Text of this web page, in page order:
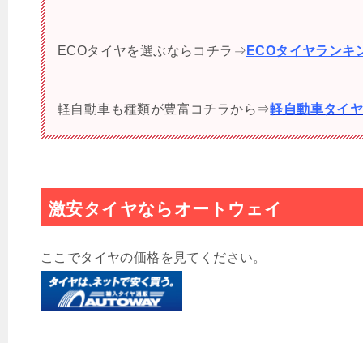
ECOタイヤを選ぶならコチラ⇒ ECOタイヤランキ
軽自動車も種類が豊富コチラから⇒軽自動車タイ
激安タイヤならオートウェイ
ここでタイヤの価格を見てください。